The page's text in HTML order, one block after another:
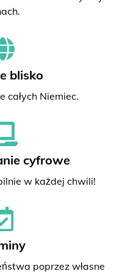
blisko
całych Niemiec.
cyfrowe
w każdej chwili!
poprzez własne